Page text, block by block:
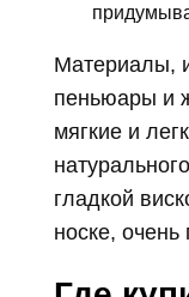
Материалы,
пеньюары и
мягкие и
гладкой
носке, очень